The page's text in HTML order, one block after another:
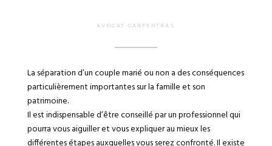
AVOCAT CARPENTRAS
La séparation d’un couple marié ou non a des conséquences
particulièrement importantes sur la famille et son
patrimoine.
Il est indispensable d’être conseillé par un professionnel qui
pourra vous aiguiller et vous expliquer au mieux les